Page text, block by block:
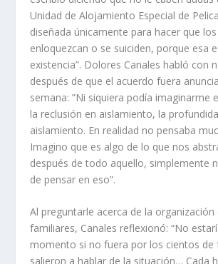
Unidad de Alojamiento Especial de
diseñada únicamente para hacer que
enloquezcan o se suiciden, porque esa
existencia”. Dolores Canales habló con
después de que el acuerdo fuera
semana: ”Ni siquiera podía imaginarme
la reclusión en aislamiento, la
aislamiento. En realidad no pensaba
Imagino que es algo de lo que nos
después de todo aquello, simplemente
de pensar en eso”.
Al preguntarle acerca de la organización
familiares, Canales reflexionó: “No
momento si no fuera por los cientos de
salieron a hablar de la situación… Cada